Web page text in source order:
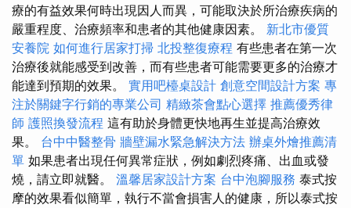
療的有益效果何時出現因人而異，可能取決於所治療疾病的
嚴重程度、治療頻率和患者的其他健康因素。 新北市優質
安養院 如何進行居家打掃 北投整復療程 有些患者在第一次
治療後就能感受到改善，而有些患者可能需要更多的治療才
能達到預期的效果。 實用吧檯桌設計 創意空間設計方案 專
注於關鍵字行銷的專業公司 精緻茶會點心選擇 推薦優秀律
師 護照換發流程 這有助於身體更快地再生並提高治療效
果。 台中中醫整骨 牆壁漏水緊急解決方法 辦桌外燴推薦清
單 如果患者出現任何異常症狀，例如劇烈疼痛、出血或發
燒，請立即就醫。 溫馨居家設計方案 台中泡腳服務 泰式按
摩的效果看似簡單，執行不當會損害人的健康，所以泰式按